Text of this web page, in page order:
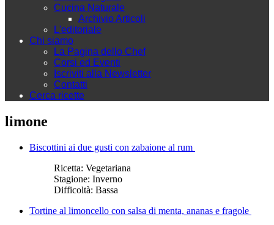
Cucina Naturale
Archivio Articoli
L'editoriale
Chi siamo
La Pagina dello Chef
Corsi ed Eventi
Iscriviti alla Newsletter
Contatti
Cerca ricette
limone
Biscottini ai due gusti con zabaione al rum
Ricetta: Vegetariana
Stagione: Inverno
Difficoltà: Bassa
Tortine al limoncello con salsa di menta, ananas e fragole